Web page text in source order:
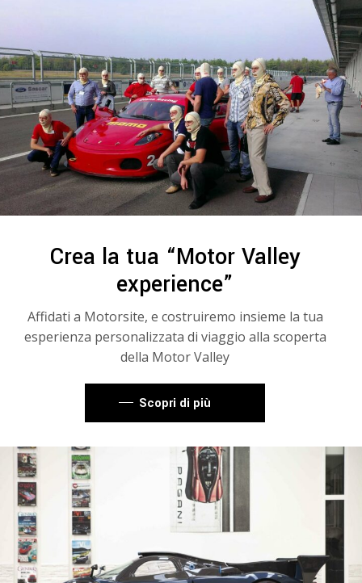
Crea la tua “Motor Valley
experience”
Affidati a Motorsite, e costruiremo insieme la tua
esperienza personalizzata di viaggio alla scoperta
della Motor Valley
Scopri di più